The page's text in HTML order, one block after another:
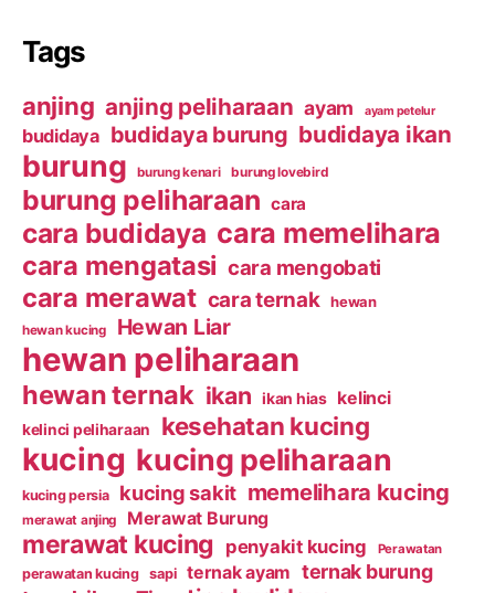
Tags
anjing anjing peliharaan ayam ayam petelur
budidaya budidaya burung budidaya ikan
burung burung kenari burung lovebird
burung peliharaan cara
cara budidaya cara memelihara
cara mengatasi cara mengobati
cara merawat cara ternak hewan
hewan kucing Hewan Liar
hewan peliharaan
hewan ternak ikan ikan hias kelinci
kelinci peliharaan kesehatan kucing
kucing kucing peliharaan
kucing persia kucing sakit memelihara kucing
merawat anjing Merawat Burung
merawat kucing penyakit kucing Perawatan
perawatan kucing sapi ternak ayam ternak burung